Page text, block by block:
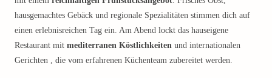
hausgemachtes Gebäck und regionale Spezialitäten stimmen dich auf
einen erlebnisreichen Tag ein. Am Abend lockt das hauseigene
Restaurant mit mediterranen Köstlichkeiten und internationalen
Gerichten , die vom erfahrenen Küchenteam zubereitet werden.